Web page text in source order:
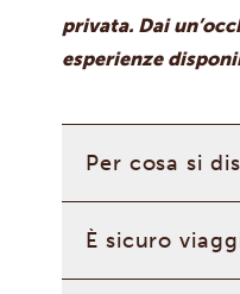
privata. Dai
esperienze
Per cosa si
È sicuro